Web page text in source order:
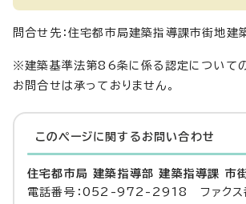
問合せ先：住宅都市局建築指導課市街地建
※建築基準法第86条に係る認定についての
お問合せは承っておりません。
このページに関する お問い合わせ
住宅都市局 建築指導部 建築指導課 市
電話番号：052-972-2918 ファクス